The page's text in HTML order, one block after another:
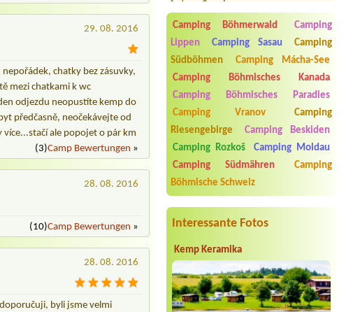
Termin ab 2026-07-26 |Koupaliště a
kemp Křtiny
1 místo, el. přípojka 10A
Termin ab 2026-08-09 |Stellplatz
Uhelna
Termin ab 2026-08-03 |
Kemp Pod
Císařem
1x Zelt, 2 Personen + 2 Kinder
Termin ab 2026-07-24 |Kemp
Domaslavice
1chatka 2osoby
Termin ab 2026-08-10 |
Camping Böhmerwald
Camping
Lippen
Camping Sasau
Camping
Südböhmen
Camping Mácha-See
Camping Böhmisches Kanada
Camping Böhmisches Paradies
Camping Vranov
Camping
Riesengebirge
Camping Beskiden
Camping Rozkoš
Camping Moldau
Camping Südmähren
Camping
Böhmische Schweiz
Interessante Fotos
Kemp Keramika
29. 08. 2016
chatky bez zásuvky,
mezi chatkami k wc
odjezdu neopustíte kemp do
předčasně, neočekávejte od
více...stačí ale popojet o pár km
(3)Camp Bewertungen »
28. 08. 2016
(10)Camp Bewertungen »
28. 08. 2016
byli jsme velmi